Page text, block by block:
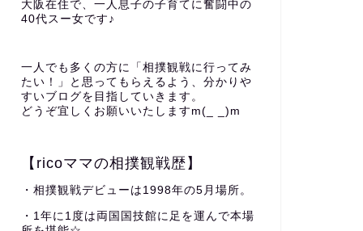
大阪在住で、一人息子の子育てに奮闘中の
40代スー女です♪
一人でも多くの方に「相撲観戦に行ってみ
たい！」と思ってもらえるよう、分かりや
すいブログを目指していきます。
どうぞ宜しくお願いいたしますm(_ _)m
【ricoママの相撲観戦歴】
・相撲観戦デビューは1998年の5月場所。
・1年に1度は両国国技館に足を運んで本場